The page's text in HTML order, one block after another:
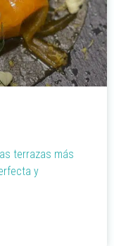
terrazas más
y